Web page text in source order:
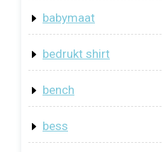
babymaat
bedrukt shirt
bench
bess